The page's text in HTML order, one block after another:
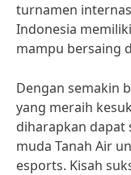
turnamen
Indonesia
mampu bersaing
Dengan semakin
yang meraih
diharapkan dapat
muda Tanah Air
esports. Kisah